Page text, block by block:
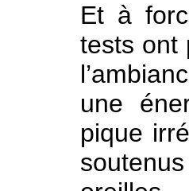
Et à
tests ont
une
pique